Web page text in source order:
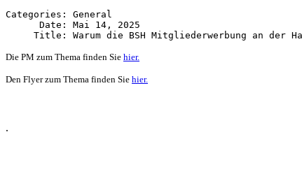
Categories: General
      Date: Mai 14, 2025
Die PM zum Thema finden Sie hier.
Den Flyer zum Thema finden Sie hier.
.